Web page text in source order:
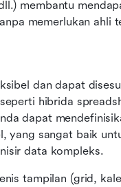
membantu
memerlukan ahli
dan dapat
hibrida
dapat
yang sangat baik
data kompleks.
tampilan (grid,